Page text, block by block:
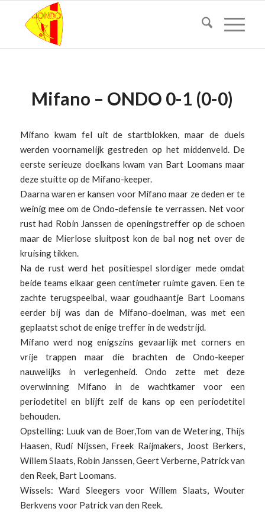
Mifano – ONDO 0-1 (0-0)
Mifano kwam fel uit de startblokken, maar de duels
werden voornamelijk gestreden op het middenveld. De
eerste serieuze doelkans kwam van Bart Loomans maar
deze stuitte op de Mifano-keeper.
Daarna waren er kansen voor Mifano maar ze deden er te
weinig mee om de Ondo-defensie te verrassen. Net voor
rust had Robin Janssen de openingstreffer op de schoen
maar de Mierlose sluitpost kon de bal nog net over de
kruising tikken.
Na de rust werd het positiespel slordiger mede omdat
beide teams elkaar geen centimeter ruimte gaven. Een te
zachte terugspeelbal, waar goudhaantje Bart Loomans
eerder bij was dan de Mifano-doelman, was met een
geplaatst schot de enige treffer in de wedstrijd.
Mifano werd nog enigszins gevaarlijk met corners en
vrije trappen maar die brachten de Ondo-keeper
nauwelijks in verlegenheid. Ondo zette met deze
overwinning Mifano in de wachtkamer voor een
periodetitel en blijft zelf de kans op een periodetitel
behouden.
Opstelling: Luuk van de Boer,Tom van de Wetering, Thijs
Haasen, Rudi Nijssen, Freek Raijmakers, Joost Berkers,
Willem Slaats, Robin Janssen, Geert Verberne, Patrick van
den Reek, Bart Loomans.
Wissels: Ward Sleegers voor Willem Slaats, Wouter
Berkvens voor Patrick van den Reek.